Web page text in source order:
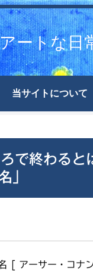
ートな日
当サイトについて
で終わると
」
[ アーサー・コナ